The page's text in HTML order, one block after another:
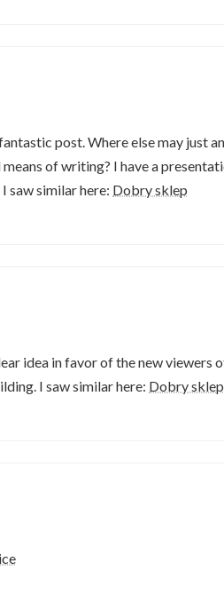
post. Where else may just
of writing? I have a
saw similar here: Dobry sklep
idea in favor of the new viewers
I saw similar here: Dobry sklep